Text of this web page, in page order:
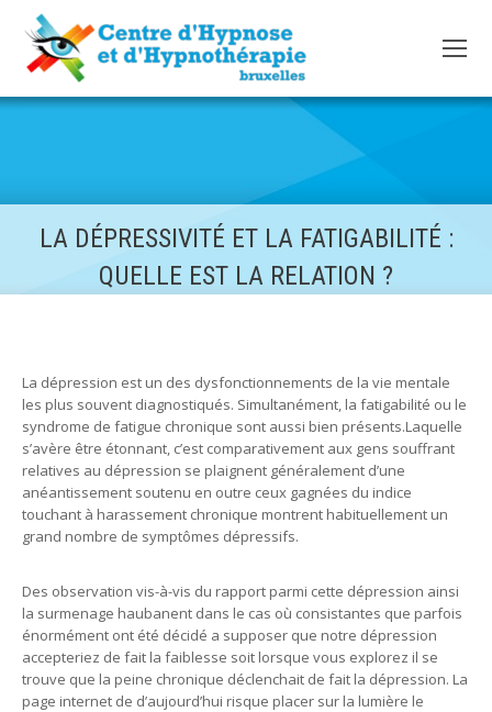
LA DÉPRESSIVITÉ ET LA FATIGABILITÉ :
QUELLE EST LA RELATION ?
La dépression est un des dysfonctionnements de la vie mentale
les plus souvent diagnostiqués. Simultanément, la fatigabilité ou le
syndrome de fatigue chronique sont aussi bien présents.Laquelle
s’avère être étonnant, c’est comparativement aux gens souffrant
relatives au dépression se plaignent généralement d’une
anéantissement soutenu en outre ceux gagnées du indice
touchant à harassement chronique montrent habituellement un
grand nombre de symptômes dépressifs.
Des observation vis-à-vis du rapport parmi cette dépression ainsi
la surmenage haubanent dans le cas où consistantes que parfois
énormément ont été décidé a supposer que notre dépression
accepteriez de fait la faiblesse soit lorsque vous explorez il se
trouve que la peine chronique déclenchait de fait la dépression. La
page internet de d’aujourd’hui risque placer sur la lumière le